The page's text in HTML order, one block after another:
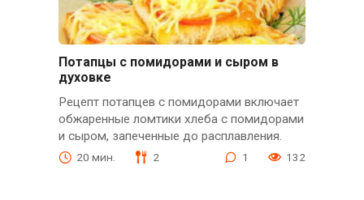
Потапцы с помидорами и сыром в
духовке
Рецепт потапцев с помидорами включает
обжаренные ломтики хлеба с помидорами
и сыром, запеченные до расплавления.
20 мин. 2 1 132